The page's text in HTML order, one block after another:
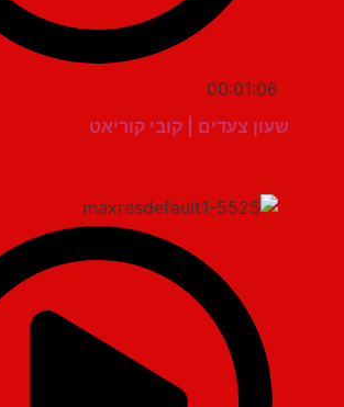
00:01:06
שעון צעדים | קובי קוריאט